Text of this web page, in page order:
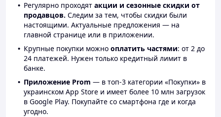
Регулярно проходят акции и сезонные скидки от
продавцов. Следим за тем, чтобы скидки были
настоящими. Актуальные предложения — на
главной странице или в приложении.
Крупные покупки можно оплатить частями: от 2 до
24 платежей. Нужен только кредитный лимит в
банке.
Приложение Prom — в топ-3 категории «Покупки» в
украинском App Store и имеет более 10 млн загрузок
в Google Play. Покупайте со смартфона где и когда
угодно.